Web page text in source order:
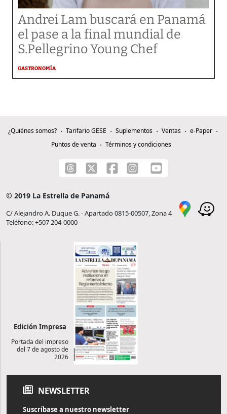
Andrei Lam buscará en Panamá
el pase a la final mundial de
S.Pellegrino Young Chef
GASTRONOMÍA
¿Quiénes somos? Tarifario GESE Suplementos Ventas
e-Paper
Puntos de venta
Términos y condiciones
© 2019 La Estrella de Panamá
C/ Alejandro A. Duque G. - Apartado 0815-00507, Zona 4
Teléfono: +507 204-0000
Edición Impresa
Portada del impreso
del 7 de agosto de
2026
NEWSLETTER
Suscríbase a nuestro newsletter